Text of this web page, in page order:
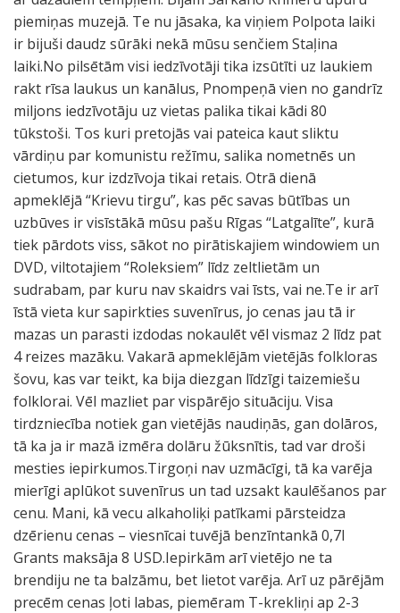
piemiņas muzejā. Te nu jāsaka, ka viņiem Polpota laiki
ir bijuši daudz sūrāki nekā mūsu senčiem Staļina
laiki.No pilsētām visi iedzīvotāji tika izsūtīti uz laukiem
rakt rīsa laukus un kanālus, Pnompeņā vien no gandrīz
miljons iedzīvotāju uz vietas palika tikai kādi 80
tūkstoši. Tos kuri pretojās vai pateica kaut sliktu
vārdiņu par komunistu režīmu, salika nometnēs un
cietumos, kur izdzīvoja tikai retais. Otrā dienā
apmeklējā “Krievu tirgu”, kas pēc savas būtības un
uzbūves ir visīstākā mūsu pašu Rīgas “Latgalīte”, kurā
tiek pārdots viss, sākot no pirātiskajiem windowiem un
DVD, viltotajiem “Roleksiem” līdz zeltlietām un
sudrabam, par kuru nav skaidrs vai īsts, vai ne.Te ir arī
īstā vieta kur sapirkties suvenīrus, jo cenas jau tā ir
mazas un parasti izdodas nokaulēt vēl vismaz 2 līdz pat
4 reizes mazāku. Vakarā apmeklējām vietējās folkloras
šovu, kas var teikt, ka bija diezgan līdzīgi taizemiešu
folklorai. Vēl mazliet par vispārējo situāciju. Visa
tirdzniecība notiek gan vietējās naudiņās, gan dolāros,
tā ka ja ir mazā izmēra dolāru žūksnītis, tad var droši
mesties iepirkumos.Tirgoņi nav uzmācīgi, tā ka varēja
mierīgi aplūkot suvenīrus un tad uzsakt kaulēšanos par
cenu. Mani, kā vecu alkaholiķi patīkami pārsteidza
dzērienu cenas – viesnīcai tuvējā benzīntankā 0,7l
Grants maksāja 8 USD.Iepirkām arī vietējo ne ta
brendiju ne ta balzāmu, bet lietot varēja. Arī uz pārējām
precēm cenas ļoti labas, piemēram T-krekliņi ap 2-3